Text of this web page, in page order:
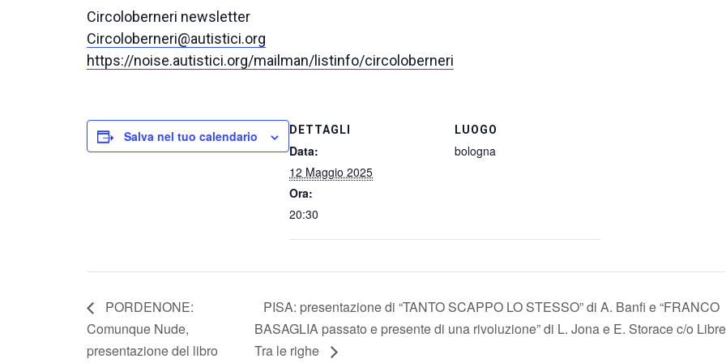
Circoloberneri newsletter
Circoloberneri@autistici.org
https://noise.autistici.org/mailman/listinfo/circoloberneri
Salva nel tuo calendario DETTAGLI
Data:
12 Maggio 2025
Ora:
20:30
LUOGO
bologna
PORDENONE:
Comunque Nude,
presentazione del libro
PISA: presentazione di “TANTO SCAPPO LO STESSO” di A. Banfi e “FRANCO
BASAGLIA passato e presente di una rivoluzione” di L. Jona e E. Storace c/o
Tra le righe